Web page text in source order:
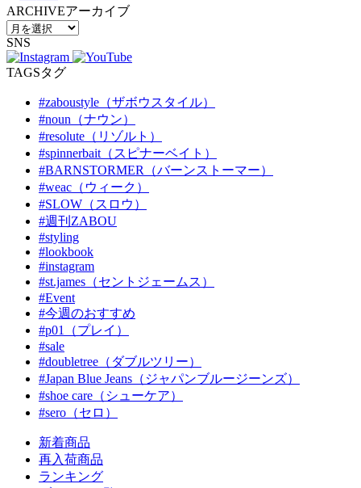
ARCHIVEアーカイブ
SNS
TAGSタグ
#zaboustyle（ザボウスタイル）
#noun（ナウン）
#resolute（リゾルト）
#spinnerbait（スピナーベイト）
#BARNSTORMER（バーンストーマー）
#weac（ウィーク）
#SLOW（スロウ）
#週刊ZABOU
#styling
#lookbook
#instagram
#st.james（セントジェームス）
#Event
#今週のおすすめ
#p01（プレイ）
#sale
#doubletree（ダブルツリー）
#Japan Blue Jeans（ジャパンブルージーンズ）
#shoe care（シューケア）
#sero（セロ）
新着商品
再入荷商品
ランキング